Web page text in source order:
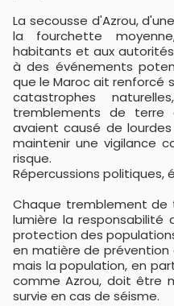
La secousse d'Azrou,
la fourchette
habitants et aux
à des événements
que le Maroc ait renforcé
catastrophes
tremblements de terre
avaient causé de
maintenir une vigilance
risque.
Répercussions politiques,
Chaque tremblement de
lumière la
protection des
en matière de
mais la population, en
comme Azrou, doit être
survie en cas de séisme.